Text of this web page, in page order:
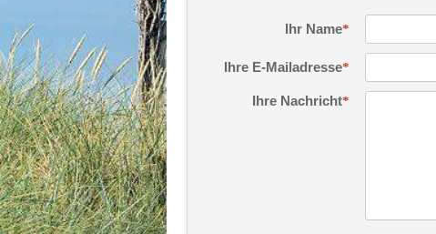
Ihr Name
Ihre E-Mailadresse
Ihre Nachricht